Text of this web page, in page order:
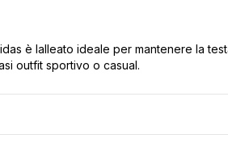
è lalleato ideale per mantenere la
outfit sportivo o casual.